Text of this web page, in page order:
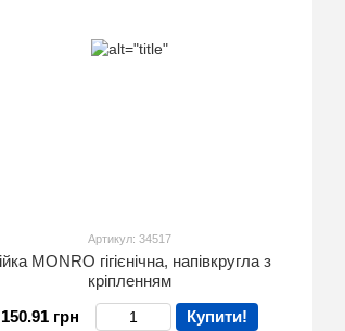
Артикул: 34517
MONRO гігієнічна, напівкругла з
кріпленням
150.91 грн
Купити!